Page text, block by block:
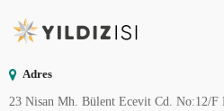
Adres
23 Nisan Mh. Bülent Ecevit Cd. No:12/